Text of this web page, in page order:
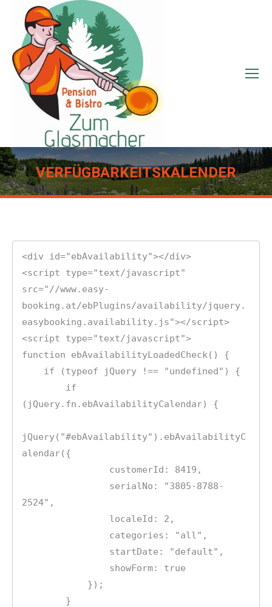
VERFÜGBARKEITSKALENDER
Sie befinden sich hier:
<div id="ebAvailability"></div>
<script type="text/javascript"
src="//www.easy-
booking.at/ebPlugins/availability/jquery.
easybooking.availability.js"></script>
<script type="text/javascript">
function ebAvailabilityLoadedCheck() {
(jQuery.fn.ebAvailabilityCalendar) {
jQuery("#ebAvailability").ebAvailabilityC
alendar({
2524",